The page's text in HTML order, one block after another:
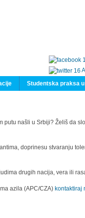
Studentska praksa
putu našli u Srbiji? Želiš da
doprinesu stvaranju
drugih nacija, vera ili
azila (APC/CZA) kontaktiraj